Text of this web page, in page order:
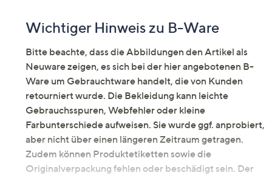
Wichtiger Hinweis zu B-Ware
Bitte beachte, dass die Abbildungen den Artikel als
Neuware zeigen, es sich bei der hier angebotenen B-
Ware um Gebrauchtware handelt, die von Kunden
retourniert wurde. Die Bekleidung kann leichte
Gebrauchsspuren, Webfehler oder kleine
Farbunterschiede aufweisen. Sie wurde ggf. anprobiert,
aber nicht über einen längeren Zeitraum getragen.
Zudem können Produktetiketten sowie die
Originalverpackung fehlen oder beschädigt sein. Der